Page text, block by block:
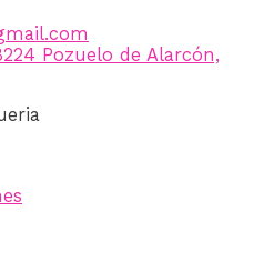
Pozuelo de Alarcón,